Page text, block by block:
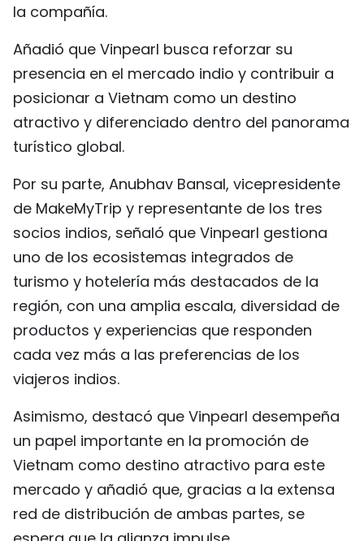
la compañía.
Añadió que Vinpearl busca reforzar su
presencia en el mercado indio y contribuir a
posicionar a Vietnam como un destino
atractivo y diferenciado dentro del panorama
turístico global.
Por su parte, Anubhav Bansal, vicepresidente
de MakeMyTrip y representante de los tres
socios indios, señaló que Vinpearl gestiona
uno de los ecosistemas integrados de
turismo y hotelería más destacados de la
región, con una amplia escala, diversidad de
productos y experiencias que responden
cada vez más a las preferencias de los
viajeros indios.
Asimismo, destacó que Vinpearl desempeña
un papel importante en la promoción de
Vietnam como destino atractivo para este
mercado y añadió que, gracias a la extensa
red de distribución de ambas partes, se